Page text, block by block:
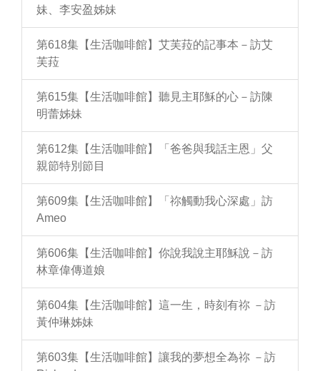
妹、李安盈姊妹
第618集【生活咖啡館】艾芙菈的記事本－訪艾
芙菈
第615集【生活咖啡館】聽見主耶穌的心－訪陳
明蕾姊妹
第612集【生活咖啡館】「爸爸與我話主恩」父
親節特別節目
第609集【生活咖啡館】「祢觸動我心深處」訪
Ameo
第606集【生活咖啡館】你說我說主耶穌說－訪
林章偉傳道娘
第604集【生活咖啡館】這一生，時刻有祢 －訪
黃仲琳姊妹
第603集【生活咖啡館】讓我的夢想全為祢 －訪